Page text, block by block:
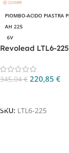
PIOMBO-ACIDO PIASTRA
AH 225
6V
Revolead LTL6-
345,04€ 220,85 €
SKU: LTL6-225